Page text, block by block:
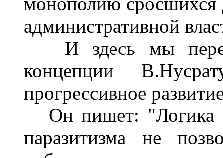
административной
И здесь мы
концепции
прогрессивное
Он пишет: "Логика
паразитизма не